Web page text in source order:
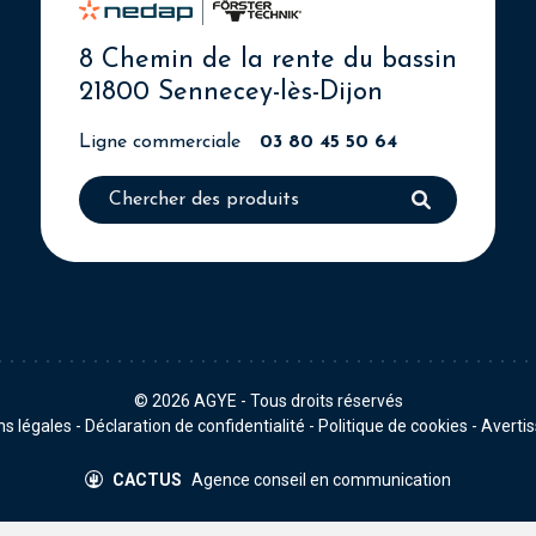
8 Chemin de la rente du bassin
21800 Sennecey-lès-Dijon
Ligne commerciale 03 80 45 50 64
© 2026 AGYE - Tous droits réservés
légales - Déclaration de confidentialité - Politique de cookies -
CACTUS Agence conseil en communication